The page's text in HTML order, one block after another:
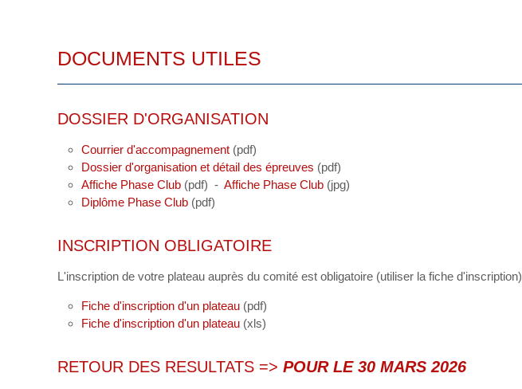
DOCUMENTS UTILES
DOSSIER D'ORGANISATION
Courrier d'accompagnement (pdf)
Dossier d'organisation et détail des épreuves (pdf)
Affiche Phase Club (pdf) - Affiche Phase Club (jpg)
Diplôme Phase Club (pdf)
INSCRIPTION OBLIGATOIRE
L'inscription de votre plateau auprès du comité est obligatoire (utiliser la fiche d'inscription)
Fiche d'inscription d'un plateau (pdf)
Fiche d'inscription d'un plateau (xls)
RETOUR DES RESULTATS => POUR LE 30 MARS 2026